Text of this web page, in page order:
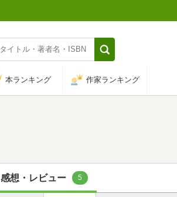
本ランキング 作家ランキング
感想・レビュー 5